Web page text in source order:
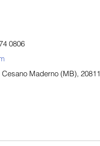
0806
Maderno (MB), 20811